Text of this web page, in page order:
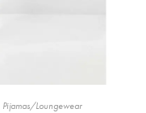
Pijamas/Loungewear